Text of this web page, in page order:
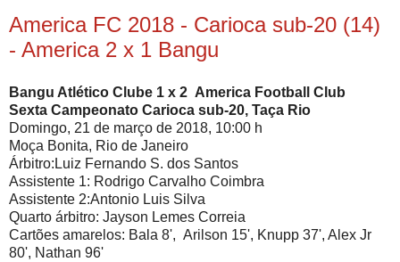
America FC 2018 - Carioca sub-20 (14)
- America 2 x 1 Bangu
Bangu Atlético Clube 1 x 2 America Football Club
Sexta Campeonato Carioca sub-20, Taça Rio
Domingo, 21 de março de 2018, 10:00 h
Moça Bonita, Rio de Janeiro
Árbitro:Luiz Fernando S. dos Santos
Assistente 1: Rodrigo Carvalho Coimbra
Assistente 2:Antonio Luis Silva
Quarto árbitro: Jayson Lemes Correia
Cartões amarelos: Bala 8', Arilson 15', Knupp 37', Alex Jr
80', Nathan 96'